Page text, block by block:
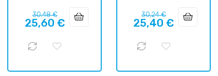
Precio
regular
30,48 €Precio
25,60 €
Precio
regular
30,24 €Precio
25,40 €